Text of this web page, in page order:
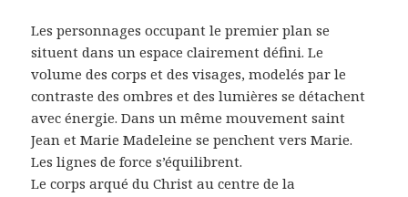
Les personnages occupant le premier plan se
situent dans un espace clairement défini. Le
volume des corps et des visages, modelés par le
contraste des ombres et des lumières se détachent
avec énergie. Dans un même mouvement saint
Jean et Marie Madeleine se penchent vers Marie.
Les lignes de force s’équilibrent.
Le corps arqué du Christ au centre de la